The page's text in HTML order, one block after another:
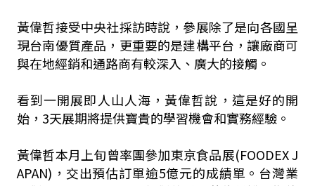
黃偉哲接受中央社採訪時說，參展除了是向各國呈
現台南優質產品，更重要的是建構平台，讓廠商可
與在地經銷和通路商有較深入、廣大的接觸。
看到一開展即人山人海，黃偉哲說，這是好的開
始，3天展期將提供寶貴的學習機會和實務經驗。
黃偉哲本月上旬曾率團參加東京食品展(FOODEX J
APAN)，交出預估訂單逾5億元的成績單。台灣業